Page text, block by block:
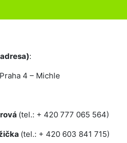
:
4 – Michle
(tel.: + 420 777 065 564)
(tel.: + 420 603 841 715)